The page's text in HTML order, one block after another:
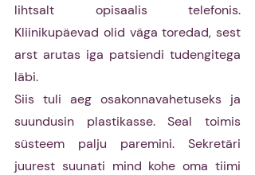
lihtsalt opisaalis telefonis.
Kliinikupäevad olid väga toredad, sest
arst arutas iga patsiendi tudengitega
läbi.
Siis tuli aeg osakonnavahetuseks ja
suundusin plastikasse. Seal toimis
süsteem palju paremini. Sekretäri
juurest suunati mind kohe oma tiimi